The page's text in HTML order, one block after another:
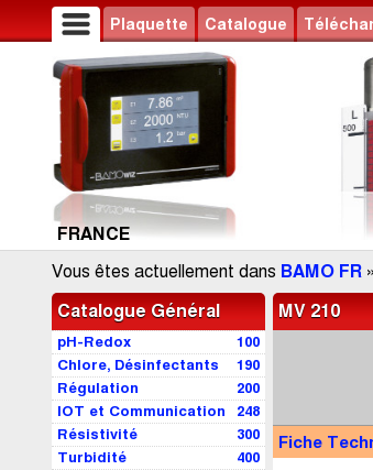
Plaquette Catalogue
FRANCE
Vous êtes actuellement dans BAMO FR »
Catalogue Général
100
pH-Redox
190
Chlore, Désinfectants
200
Régulation
248
IOT et Communication
300
Résistivité
400
Turbidité
MV 210
Fiche